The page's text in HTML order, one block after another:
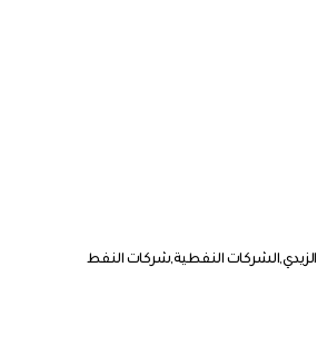
الزيديالشركات النفطيةشركات النفط